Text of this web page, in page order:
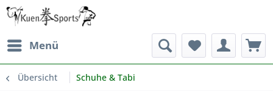
Menü
Übersicht Schuhe & Tabi